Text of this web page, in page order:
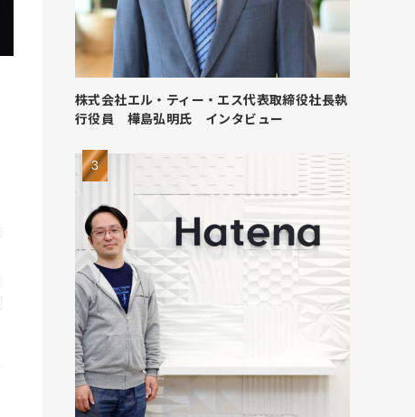
株式会社エル・ティー・エス代表取締役社長執
行役員 樺島弘明氏 インタビュー